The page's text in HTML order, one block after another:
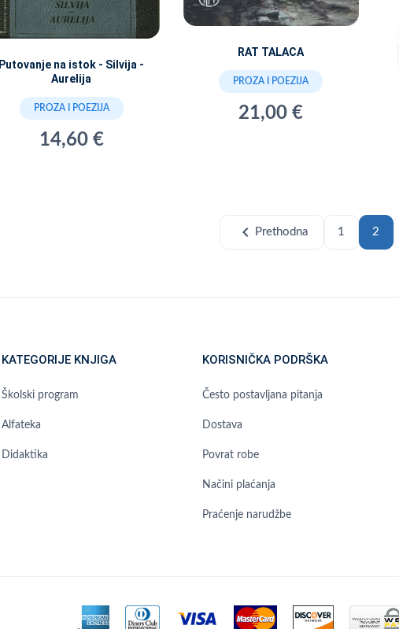
Putovanje na istok - Silvija -
Aurelija
PROZA I POEZIJA
14,60 €
RAT TALACA
PROZA I POEZIJA
21,00 €
chevron_left Prethodna 1 2
KATEGORIJE KNJIGA
Školski program
Alfateka
Didaktika
KORISNIČKA PODRŠKA
Često postavljana pitanja
Dostava
Povrat robe
Načini plaćanja
Praćenje narudžbe